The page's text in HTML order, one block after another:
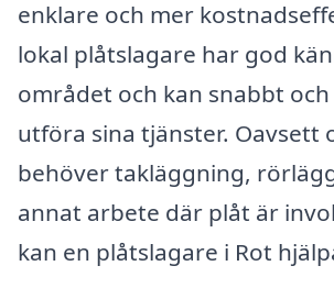
enklare och mer
lokal plåtslagare har god
området och kan snabbt
utföra sina tjänster. Oavsett
behöver takläggning,
annat arbete där plåt är
kan en plåtslagare i Rot